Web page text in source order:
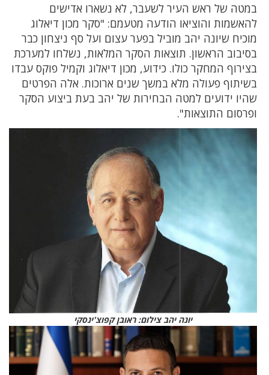
במטה של ראש העיר לשעבר, לא נשארו אדישים
להאשמות והוציאו הודעה מטעמם: "סקר מכון דיאלוג
מוכיח שיונה יהב מוביל בפער עצום ועל סף ניצחון כבר
בסיבוב הראשון. תוצאות הסקר המלאות, נשלחו למערכת
בצירוף המחקר כולו. כידוע, מכון דיאלוג וקמיל פוקס עבדו
בשיתוף פעולה מלא במשך שנים ארוכות. אלה הפרטים
שהיו ידועים למטה הבחירות של יהב בעת ביצוע הסקר
ופרסום התוצאות".
יונה יהב צילום: ראובן קפוצ'ינסקי